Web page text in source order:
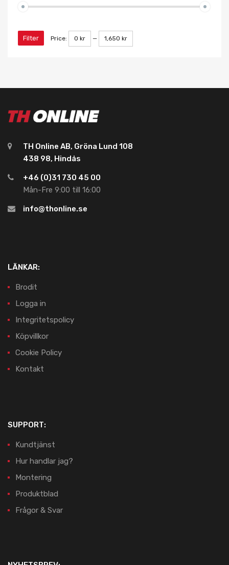
Filter Price: 0 kr — 1,650 kr
TH Online AB, Gröna Lund 108
438 98, Hindås
+46 (0)31 730 45 00
Mån-Fre 9:00 till 16:00
info@thonline.se
LÄNKAR:
Brodit
Logga in
Integritetspolicy
Köpvillkor
Cookie Policy
Kontakt
SUPPORT:
Kundtjänst
Hur handlar jag?
Montering
Produktblad
Frågor & Svar